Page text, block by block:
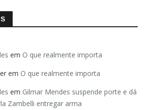
em O que realmente importa
em O que realmente importa
em Gilmar Mendes suspende porte e dá
Zambelli entregar arma